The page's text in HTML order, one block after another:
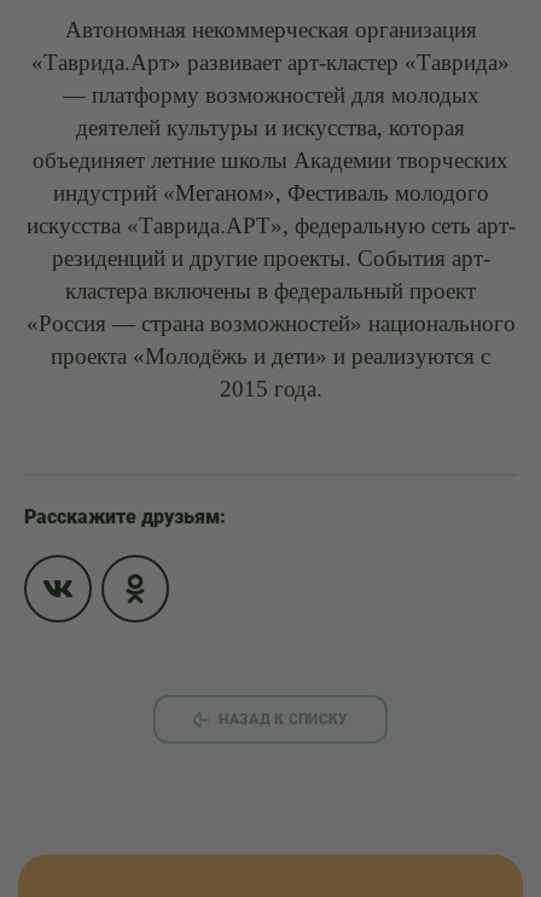
Автономная некоммерческая организация
«Таврида.Арт» развивает арт-кластер «Таврида»
— платформу возможностей для молодых
деятелей культуры и искусства, которая
объединяет летние школы Академии творческих
индустрий «Меганом», Фестиваль молодого
искусства «Таврида.АРТ», федеральную сеть арт-
резиденций и другие проекты. События арт-
кластера включены в федеральный проект
«Россия — страна возможностей» национального
проекта «Молодёжь и дети» и реализуются с
2015 года.
Расскажите друзьям:
НАЗАД К СПИСКУ